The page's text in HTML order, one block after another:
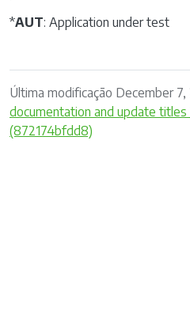
*AUT: Application under test
Última modificação December 7,
documentation and update
(872174bfdd8)